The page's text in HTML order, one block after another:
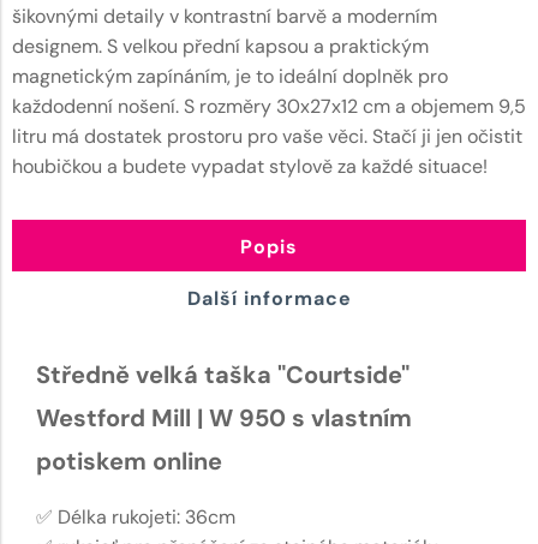
šikovnými detaily v kontrastní barvě a moderním
designem. S velkou přední kapsou a praktickým
magnetickým zapínáním, je to ideální doplněk pro
každodenní nošení. S rozměry 30x27x12 cm a objemem 9,5
litru má dostatek prostoru pro vaše věci. Stačí ji jen očistit
houbičkou a budete vypadat stylově za každé situace!
Popis
Další informace
Středně velká taška "Courtside"
Westford Mill | W 950 s vlastním
potiskem online
✅ Délka rukojeti: 36cm